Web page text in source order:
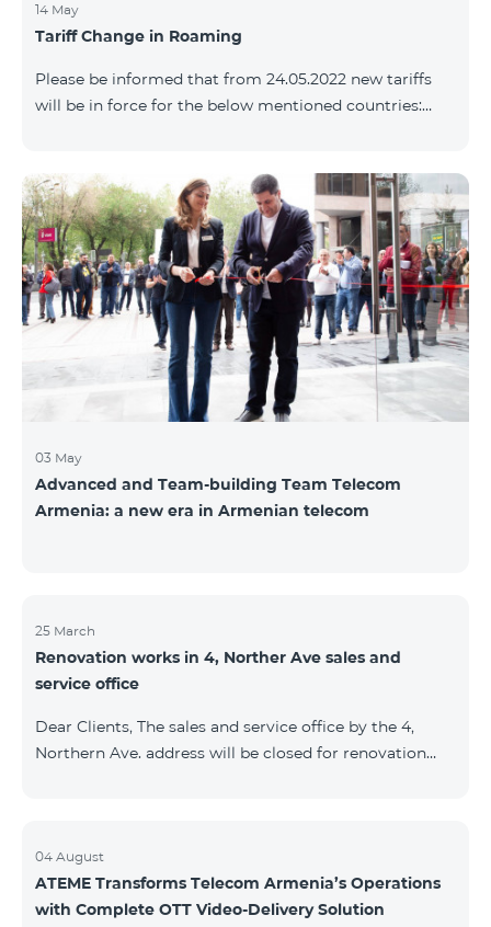
տեղափոխվում են նոր Սակագնային
փաթեթների՝ համաձայն ստորին աղյուսակի․
փաթեթ Տանգո Հետվճարային «Սմարթ 15000»
Ֆլամենկո
14 May
Tariff Change in Roaming
Please be informed that from 24.05.2022 new tariffs
will be in force for the below mentioned countries:
International – 2500 AMD/minute Outgoing calls local
– 800 AMD/minute SMS – 500 AMD Internet – 8000
AMD/MB Country list: Angola, Bermuda, Burkina
Fasso, Cape Verde, Cuba, Chili, Dominican Republic,
Equatorial Guinea, Ethiopia, Gambia, Guinea,
Madagascar, Malawi, Maldives, Monaco, Mongolia,
Namibi
03 May
Advanced and Team-building Team Telecom
Armenia: a new era in Armenian telecom
25 March
Renovation works in 4, Norther Ave sales and
service office
Dear Clients, The sales and service office by the 4,
Northern Ave. address will be closed for renovation
offices: Amiryan 3 (Mon-Sun 09:00-24:00) 900 m., 12
minutes walk Abovyan 21 Mon-Sun. 09:00-24:00) 700
m. 10 minutes walk You can find all of the sales and
04 August
ATEME Transforms Telecom Armenia’s Operations
with Complete OTT Video-Delivery Solution